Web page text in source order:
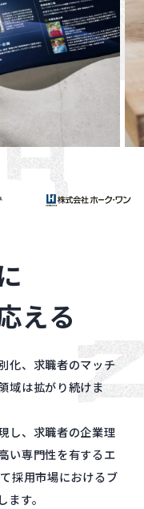
える
化、求職者のマッチ
域は拡がり続けま
し、求職者の企業理
い専門性を有するエ
採用市場におけるブ
す。